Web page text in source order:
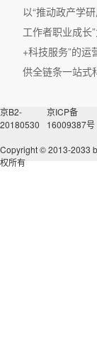
以“推动政产学
工作者职业成长
+科技服务”的运
供全链条一站式
京B2-
20180530
京ICP备
16009387号
Copyright © 2013-2033
权所有